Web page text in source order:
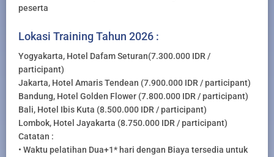
peserta
Lokasi Training Tahun 2026 :
Yogyakarta, Hotel Dafam Seturan(7.300.000 IDR /
participant)
Jakarta, Hotel Amaris Tendean (7.900.000 IDR / participant)
Bandung, Hotel Golden Flower (7.800.000 IDR / participant)
Bali, Hotel Ibis Kuta (8.500.000 IDR / participant)
Lombok, Hotel Jayakarta (8.750.000 IDR / participant)
Catatan :
• Waktu pelatihan Dua+1* hari dengan Biaya tersedia untuk